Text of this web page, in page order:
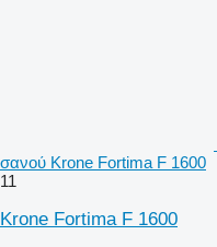
σανού Krone Fortima F 1600
11
Krone Fortima F 1600